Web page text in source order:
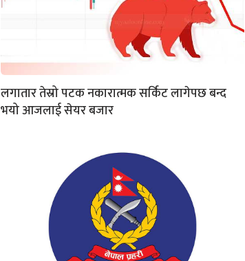
लगातार तेस्रो पटक नकारात्मक सर्किट लागेपछ बन्द
भयो आजलाई सेयर बजार